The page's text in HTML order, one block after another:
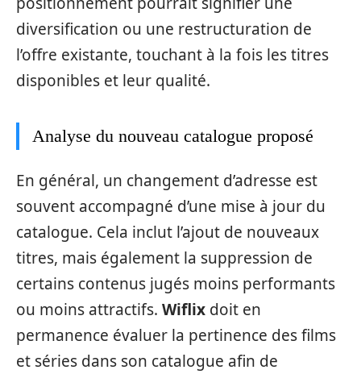
diversification ou une restructuration de
l’offre existante, touchant à la fois les titres
disponibles et leur qualité.
Analyse du nouveau catalogue proposé
En général, un changement d’adresse est
souvent accompagné d’une mise à jour du
catalogue. Cela inclut l’ajout de nouveaux
titres, mais également la suppression de
certains contenus jugés moins performants
ou moins attractifs. Wiflix doit en
permanence évaluer la pertinence des films
et séries dans son catalogue afin de